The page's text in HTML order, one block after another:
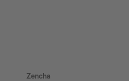
Zencha